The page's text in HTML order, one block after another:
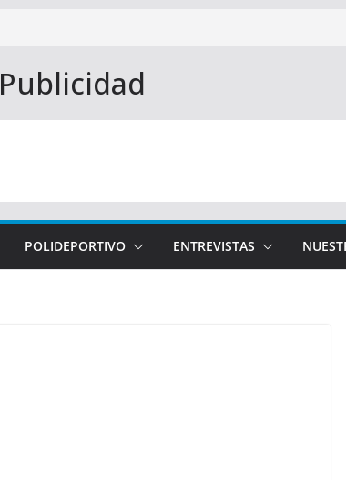
Publicidad
POLIDEPORTIVO ENTREVISTAS